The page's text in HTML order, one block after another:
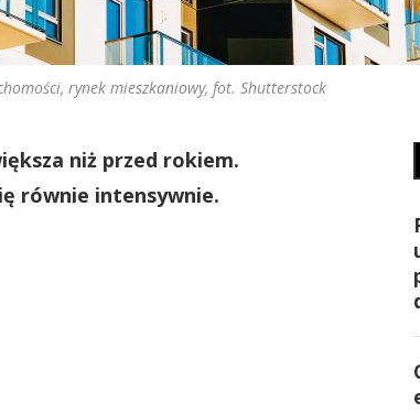
rynek mieszkaniowy, fot. Shutterstock
niż przed rokiem.
równie intensywnie.